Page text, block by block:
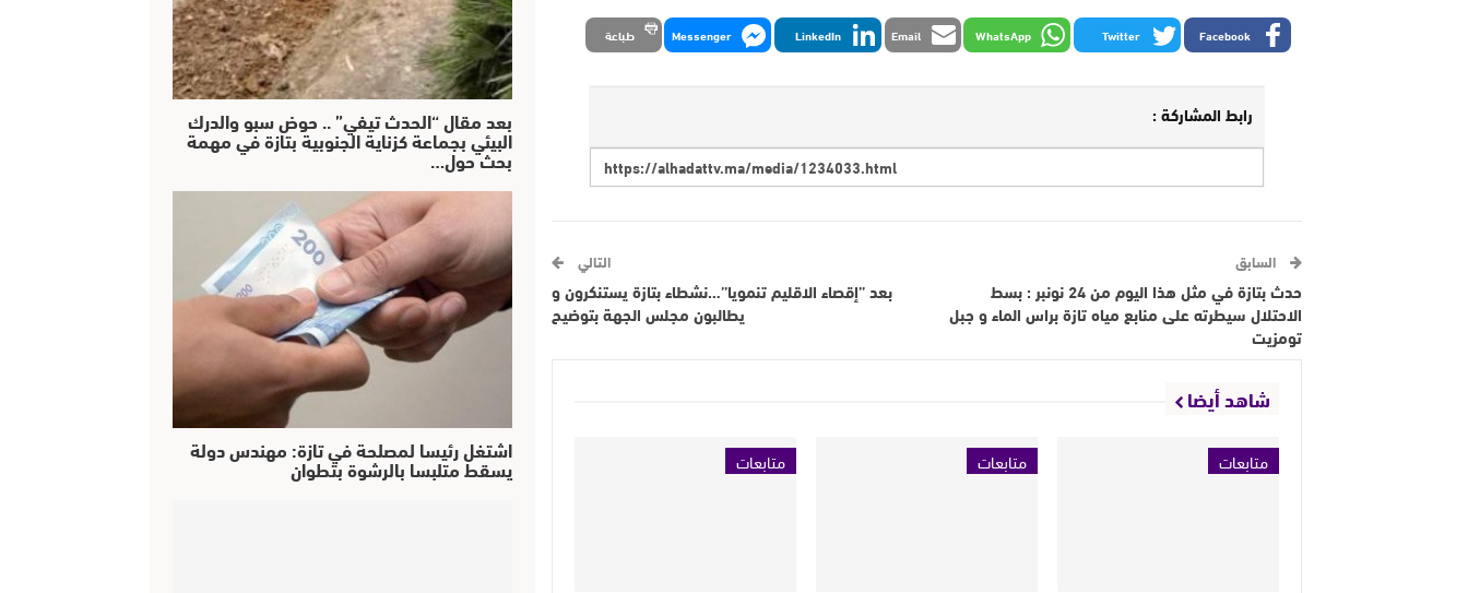
Facebook
Twitter
WhatsApp
Email
LinkedIn
Messenger طباعة
رابط المشاركة :
السابق
حدث بتازة في مثل هذا اليوم من 24 نونبر : بسط
الاحتلال سيطرته على منابع مياه تازة براس الماء و جبل
تومزيت
التالي
بعد ’’إقصاء الاقليم تنمويا’’…نشطاء بتازة يستنكرون و
يطالبون مجلس الجهة بتوضيح
شاهد أيضا
متابعات متابعات متابعات
بعد مقال “الحدث تيفي” .. حوض سبو والدرك
البيئي بجماعة كزناية الجنوبية بتازة في مهمة
بحث حول…
اشتغل رئيسا لمصلحة في تازة: مهندس دولة
يسقط متلبسا بالرشوة بتطوان